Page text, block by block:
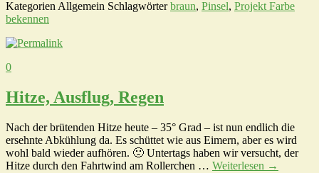
KategorienAllgemein Schlagwörterbraun, Pinsel, Projekt Farbe
bekennen
0
Hitze, Ausflug, Regen
Nach der brütenden Hitze heute – 35° Grad – ist nun endlich die
ersehnte Abkühlung da. Es schüttet wie aus Eimern, aber es wird
wohl bald wieder aufhören. 🙁 Untertags haben wir versucht, der
Hitze durch den Fahrtwind am Rollerchen … Weiterlesen →